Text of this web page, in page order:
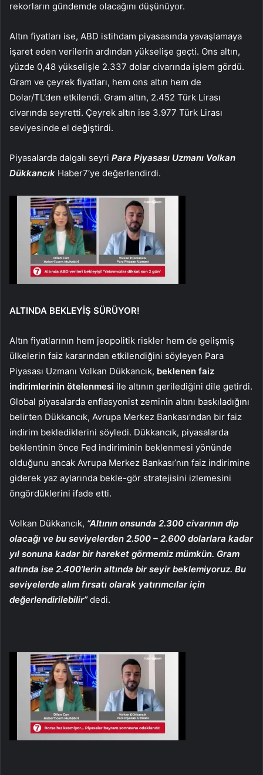
rekorların gündemde olacağını düşünüyor.
Altın fiyatları ise, ABD istihdam piyasasında yavaşlamaya
işaret eden verilerin ardından yükselişe geçti. Ons altın,
yüzde 0,48 yükselişle 2.337 dolar civarında işlem gördü.
Gram ve çeyrek fiyatları, hem ons altın hem de
Dolar/TL’den etkilendi. Gram altın, 2.452 Türk Lirası
civarında seyretti. Çeyrek altın ise 3.977 Türk Lirası
seviyesinde el değiştirdi.
Piyasalarda dalgalı seyri Para Piyasası Uzmanı Volkan
Dükkancık Haber7‘ye değerlendirdi.
ALTINDA BEKLEYİŞ SÜRÜYOR!
Altın fiyatlarının hem jeopolitik riskler hem de gelişmiş
ülkelerin faiz kararından etkilendiğini söyleyen Para
Piyasası Uzmanı Volkan Dükkancık, beklenen faiz
indirimlerinin ötelenmesi ile altının gerilediğini dile getirdi.
Global piyasalarda enflasyonist zeminin altını baskıladığını
belirten Dükkancık, Avrupa Merkez Bankası’ndan bir faiz
indirim beklediklerini söyledi. Dükkancık, piyasalarda
beklentinin önce Fed indiriminin beklenmesi yönünde
olduğunu ancak Avrupa Merkez Bankası’nın faiz indirimine
giderek yaz aylarında bekle-gör stratejisini izlemesini
öngördüklerini ifade etti.
Volkan Dükkancık, “Altının onsunda 2.300 civarının dip
olacağı ve bu seviyelerden 2.500 – 2.600 dolarlara kadar
yıl sonuna kadar bir hareket görmemiz mümkün. Gram
altında ise 2.400’lerin altında bir seyir beklemiyoruz. Bu
seviyelerde alım fırsatı olarak yatırımcılar için
değerlendirilebilir”dedi.